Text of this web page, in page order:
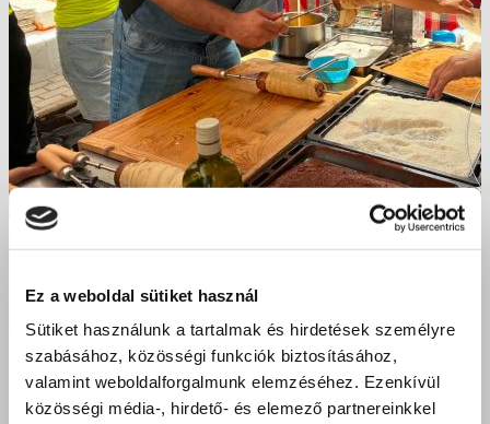
Ez a weboldal sütiket használ
Sütiket használunk a tartalmak és hirdetések személyre
szabásához, közösségi funkciók biztosításához,
valamint weboldalforgalmunk elemzéséhez. Ezenkívül
közösségi média-, hirdető- és elemező partnereinkkel
szakemberekkel erősödik a térség
2026 június 23.